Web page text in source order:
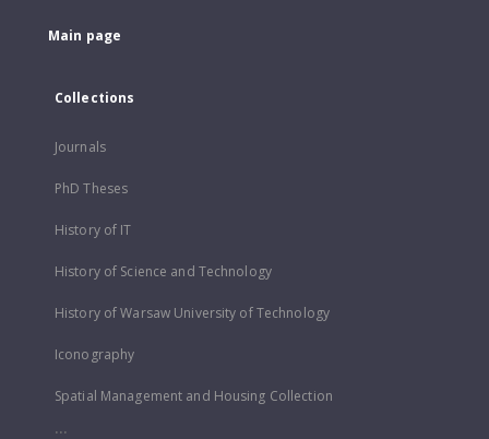
Main page
Collections
Journals
PhD Theses
History of IT
History of Science and Technology
History of Warsaw University of Technology
Iconography
Spatial Management and Housing Collection
...